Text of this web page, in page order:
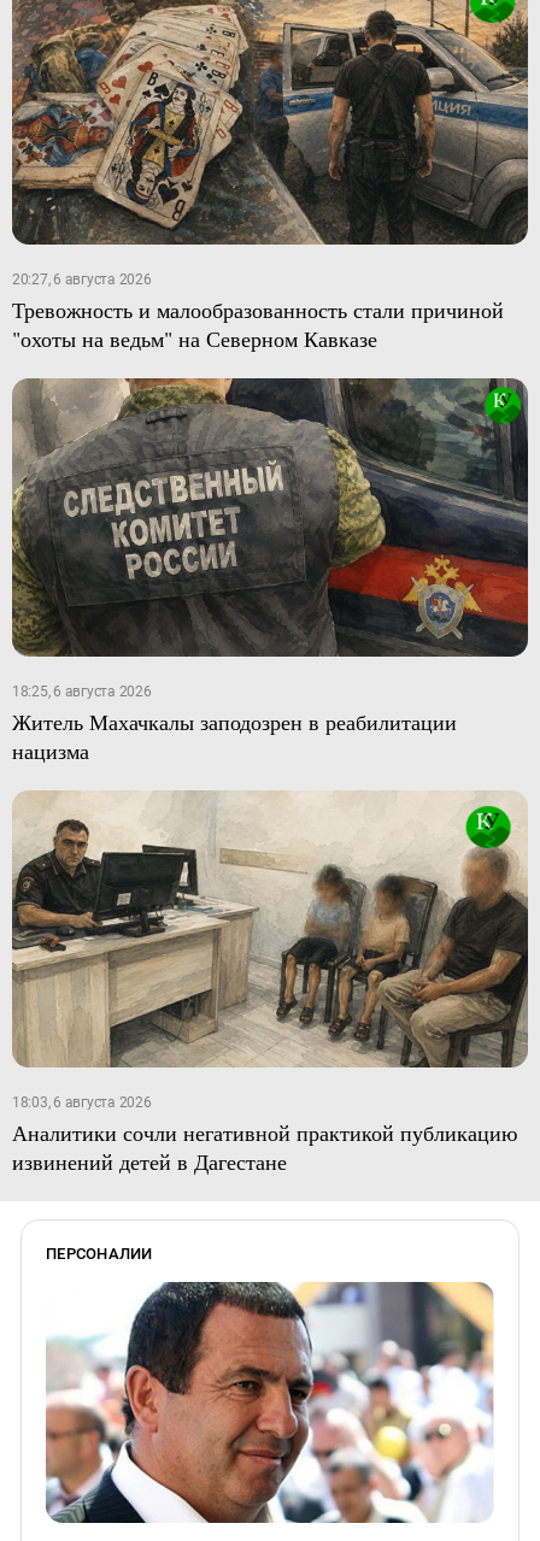
20:27, 6 августа 2026
Тревожность и малообразованность стали причиной
"охоты на ведьм" на Северном Кавказе
18:25, 6 августа 2026
Житель Махачкалы заподозрен в реабилитации
нацизма
18:03, 6 августа 2026
Аналитики сочли негативной практикой публикацию
извинений детей в Дагестане
ПЕРСОНАЛИИ